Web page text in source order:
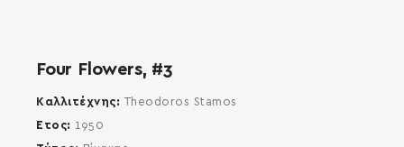
Four Flowers, #3
Καλλιτέχνης
Theodoros Stamos
Έτος
1950